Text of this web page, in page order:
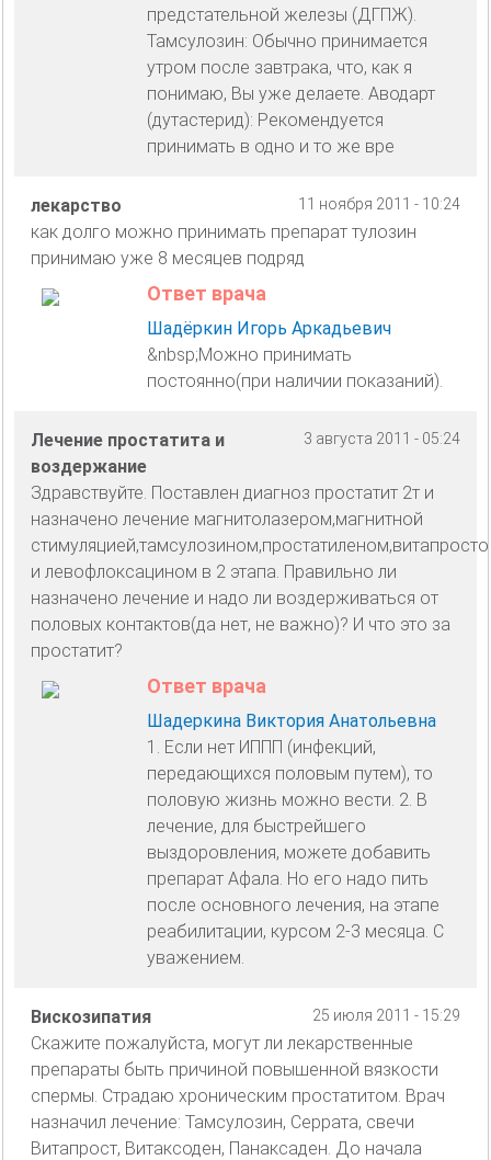
предстательной железы (ДГПЖ).
Тамсулозин: Обычно принимается
утром после завтрака, что, как я
понимаю, Вы уже делаете. Аводарт
(дутастерид): Рекомендуется
принимать в одно и то же вре
11 ноября 2011 - 10:24
лекарство
как долго можно принимать препарат тулозин
принимаю уже 8 месяцев подряд
Ответ врача
Шадёркин Игорь Аркадьевич
&nbsp;Можно принимать
постоянно(при наличии показаний).
3 августа 2011 - 05:24
Лечение простатита и
воздержание
Здравствуйте. Поставлен диагноз простатит 2т и
назначено лечение магнитолазером,магнитной
и левофлоксацином в 2 этапа. Правильно ли
назначено лечение и надо ли воздерживаться от
половых контактов(да нет, не важно)? И что это за
простатит?
Ответ врача
Шадеркина Виктория Анатольевна
1. Если нет ИППП (инфекций,
передающихся половым путем), то
половую жизнь можно вести. 2. В
лечение, для быстрейшего
выздоровления, можете добавить
препарат Афала. Но его надо пить
после основного лечения, на этапе
реабилитации, курсом 2-3 месяца. С
уважением.
25 июля 2011 - 15:29
Вискозипатия
Скажите пожалуйста, могут ли лекарственные
препараты быть причиной повышенной вязкости
спермы. Страдаю хроническим простатитом. Врач
назначил лечение: Тамсулозин, Серрата, свечи
Витапрост, Витаксоден, Панаксаден. До начала